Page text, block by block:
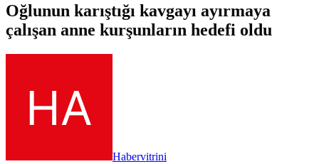
Oğlunun karıştığı kavgayı ayırmaya
çalışan anne kurşunların hedefi oldu
Habervitrini